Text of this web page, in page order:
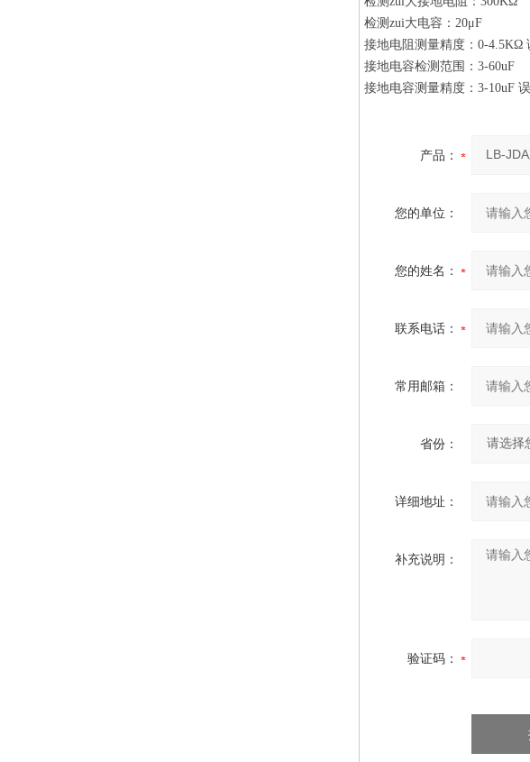
检测zui大电容：20μF
接地电阻测量精度：0-4.5KΩ
接地电容检测范围：3-60uF
接地电容测量精度：3-10uF
产品：
您的单位：
您的姓名：
联系电话：
常用邮箱：
省份：
详细地址：
补充说明：
验证码：